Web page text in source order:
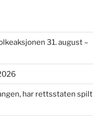
31. august –
har rettsstaten spilt